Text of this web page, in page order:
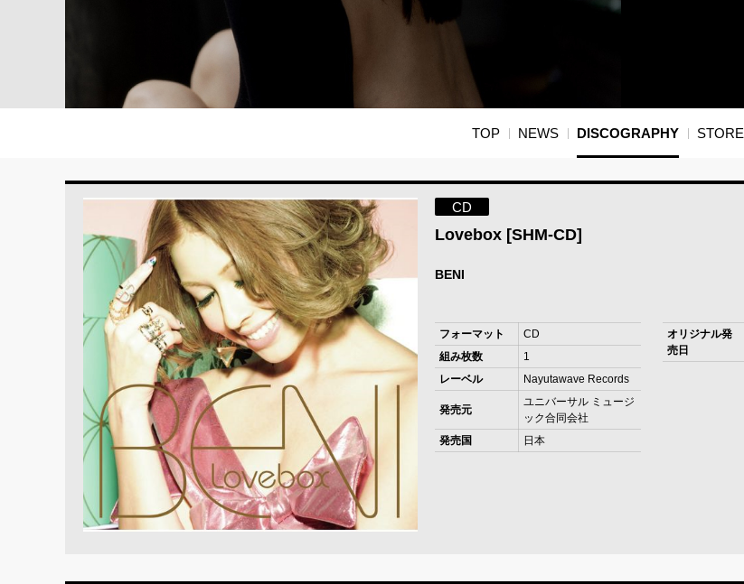
TOP NEWS DISCOGRAPHY STORE
CD
Lovebox [SHM-CD]
BENI
フォーマット
CD
組み枚数
1
レーベル
Nayutawave Records
発売元
ユニバーサル ミュージ
ック合同会社
発売国
日本
オリジナル発
売日